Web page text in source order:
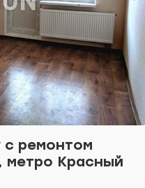
с ремонтом
метро Красный